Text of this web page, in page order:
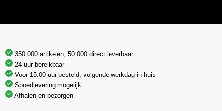
350.000 artikelen, 50.000 direct leverbaar
24 uur bereikbaar
Voor 15:00 uur besteld, volgende werkdag in huis
Spoedlevering mogelijk
Afhalen en bezorgen